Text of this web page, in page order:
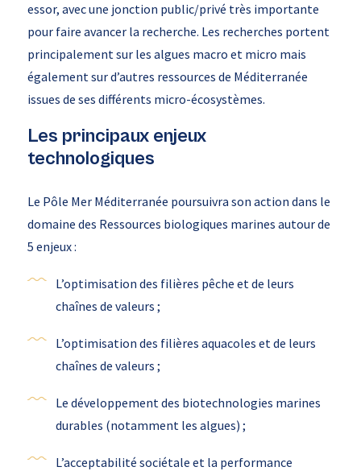
essor, avec une jonction public/privé très importante
pour faire avancer la recherche. Les recherches portent
principalement sur les algues macro et micro mais
également sur d’autres ressources de Méditerranée
issues de ses différents micro-écosystèmes.
Les principaux enjeux
technologiques
Le Pôle Mer Méditerranée poursuivra son action dans le
domaine des Ressources biologiques marines autour de
5 enjeux :
L’optimisation des filières pêche et de leurs
chaînes de valeurs ;
L’optimisation des filières aquacoles et de leurs
chaînes de valeurs ;
Le développement des biotechnologies marines
durables (notamment les algues) ;
L’acceptabilité sociétale et la performance